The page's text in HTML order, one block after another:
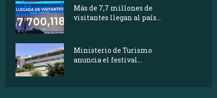
Más de 7,7 millones de
visitantes llegan al país...
Ministerio de Turismo
anuncia el festival...